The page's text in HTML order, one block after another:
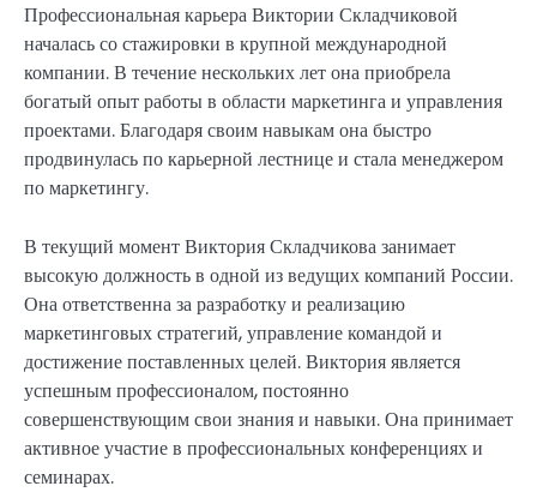
Профессиональная карьера Виктории Складчиковой
началась со стажировки в крупной международной
компании. В течение нескольких лет она приобрела
богатый опыт работы в области маркетинга и управления
проектами. Благодаря своим навыкам она быстро
продвинулась по карьерной лестнице и стала менеджером
по маркетингу.
В текущий момент Виктория Складчикова занимает
высокую должность в одной из ведущих компаний России.
Она ответственна за разработку и реализацию
маркетинговых стратегий, управление командой и
достижение поставленных целей. Виктория является
успешным профессионалом, постоянно
совершенствующим свои знания и навыки. Она принимает
активное участие в профессиональных конференциях и
семинарах.